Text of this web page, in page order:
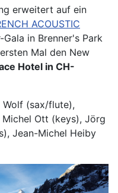
erweitert auf ein
ACOUSTIC
in Brenner's Park
Mal den New
Hotel in CH-
Wolf (sax/flute),
Ott (keys), Jörg
Jean-Michel Heiby